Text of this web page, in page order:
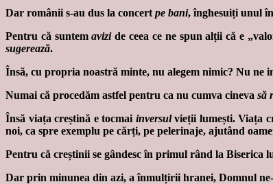
Dar românii s-au dus la concert pe bani, înghesuiți unul
Pentru că suntemavizide ceea ce ne spun alții că e
sugerează.
Însă, cu propria noastră minte, nu alegem nimic? Nu ne
Numai că procedăm astfel pentru ca nu cumva cineva să
Însă viața creștină e tocmai inversulvieții lumești. Viața
noi, ca spre exemplu pe cărți, pe pelerinaje, ajutând
Pentru că creștinii se gândesc în primul rând la Biserica
Dar prin minunea din azi, a înmulțirii hranei, Domnul